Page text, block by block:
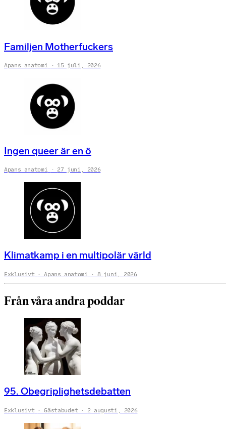
Familjen Motherfuckers
Apans anatomi 15 juli, 2026
Ingen queer är en ö
Apans anatomi 27 juni, 2026
Klimatkamp i en multipolär värld
Exklusivt Apans anatomi 8 juni, 2026
Från våra andra poddar
95. Obegriplighetsdebatten
Exklusivt Gästabudet 2 augusti, 2026